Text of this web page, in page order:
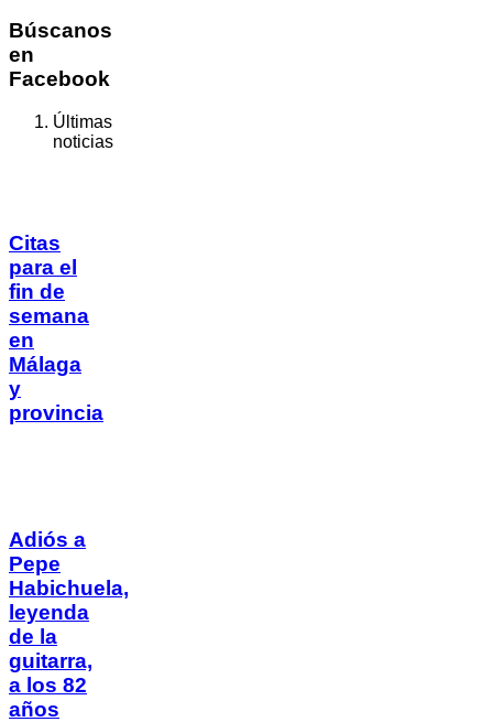
Búscanos
en
Facebook
Últimas
noticias
Citas
para el
fin de
semana
en
Málaga
y
provincia
Adiós a
Pepe
Habichuela,
leyenda
de la
guitarra,
a los 82
años